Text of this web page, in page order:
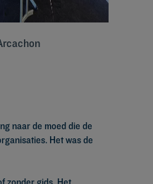
naar de moed die de
Het was de